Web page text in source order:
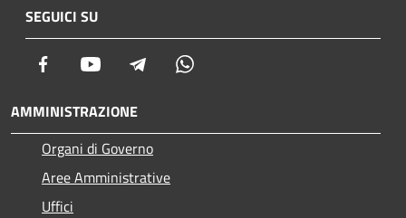
SEGUICI SU
Facebook Youtube Telegram
AMMINISTRAZIONE
Organi di Governo
Aree Amministrative
Uffici